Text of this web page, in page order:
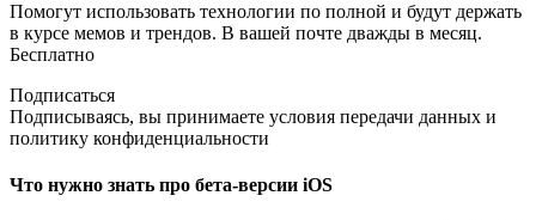
Помогут использовать технологии по полной и будут держать
в курсе мемов и трендов. В вашей почте дважды в месяц.
Бесплатно
Подписаться
Подписываясь, вы принимаете условия передачи данных и
политику конфиденциальности
Что нужно знать про бета-версии iOS